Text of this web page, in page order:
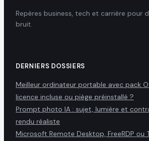
Repères business, tech et carrière pour
bruit.
DERNIERS DOSSIERS
Meilleur ordinateur portable avec pack
licence incluse ou piège préinstallé ?
Prompt photo IA : sujet, lumière et
rendu réaliste
Microsoft Remote Desktop, FreeRDP ou